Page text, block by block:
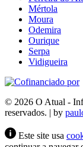
Mértola
Moura
Odemira
Ourique
Serpa
Vidigueira
© 2026 O Atual -
reservados. | by
Este site usa